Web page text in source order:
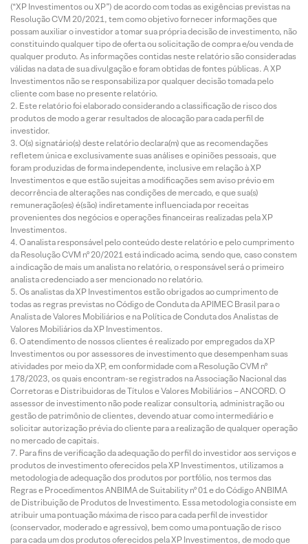
(“XP Investimentos ou XP”) de acordo com todas as exigências previstas na
Resolução CVM 20/2021, tem como objetivo fornecer informações que
possam auxiliar o investidor a tomar sua própria decisão de investimento, não
constituindo qualquer tipo de oferta ou solicitação de compra e/ou venda de
qualquer produto. As informações contidas neste relatório são consideradas
válidas na data de sua divulgação e foram obtidas de fontes públicas. A XP
Investimentos não se responsabiliza por qualquer decisão tomada pelo
cliente com base no presente relatório.
Este relatório foi elaborado considerando a classificação de risco dos
produtos de modo a gerar resultados de alocação para cada perfil de
investidor.
O(s) signatário(s) deste relatório declara(m) que as recomendações
refletem única e exclusivamente suas análises e opiniões pessoais, que
foram produzidas de forma independente, inclusive em relação à XP
Investimentos e que estão sujeitas a modificações sem aviso prévio em
decorrência de alterações nas condições de mercado, e que sua(s)
remuneração(es) é(são) indiretamente influenciada por receitas
provenientes dos negócios e operações financeiras realizadas pela XP
Investimentos.
O analista responsável pelo conteúdo deste relatório e pelo cumprimento
da Resolução CVM nº 20/2021 está indicado acima, sendo que, caso constem
a indicação de mais um analista no relatório, o responsável será o primeiro
analista credenciado a ser mencionado no relatório.
Os analistas da XP Investimentos estão obrigados ao cumprimento de
todas as regras previstas no Código de Conduta da APIMEC Brasil para o
Analista de Valores Mobiliários e na Política de Conduta dos Analistas de
Valores Mobiliários da XP Investimentos.
O atendimento de nossos clientes é realizado por empregados da XP
Investimentos ou por assessores de investimento que desempenham suas
atividades por meio da XP, em conformidade com a Resolução CVM nº
178/2023, os quais encontram-se registrados na Associação Nacional das
Corretoras e Distribuidoras de Títulos e Valores Mobiliários – ANCORD. O
assessor de investimento não pode realizar consultoria, administração ou
gestão de patrimônio de clientes, devendo atuar como intermediário e
solicitar autorização prévia do cliente para a realização de qualquer operação
no mercado de capitais.
Para fins de verificação da adequação do perfil do investidor aos serviços e
produtos de investimento oferecidos pela XP Investimentos, utilizamos a
metodologia de adequação dos produtos por portfólio, nos termos das
Regras e Procedimentos ANBIMA de Suitability nº 01 e do Código ANBIMA
de Distribuição de Produtos de Investimento. Essa metodologia consiste em
atribuir uma pontuação máxima de risco para cada perfil de investidor
(conservador, moderado e agressivo), bem como uma pontuação de risco
para cada um dos produtos oferecidos pela XP Investimentos, de modo que